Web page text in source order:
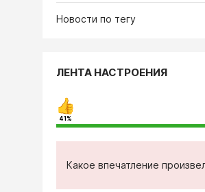
Новости по тегу
ЛЕНТА НАСТРОЕНИЯ
41%
Какое впечатление